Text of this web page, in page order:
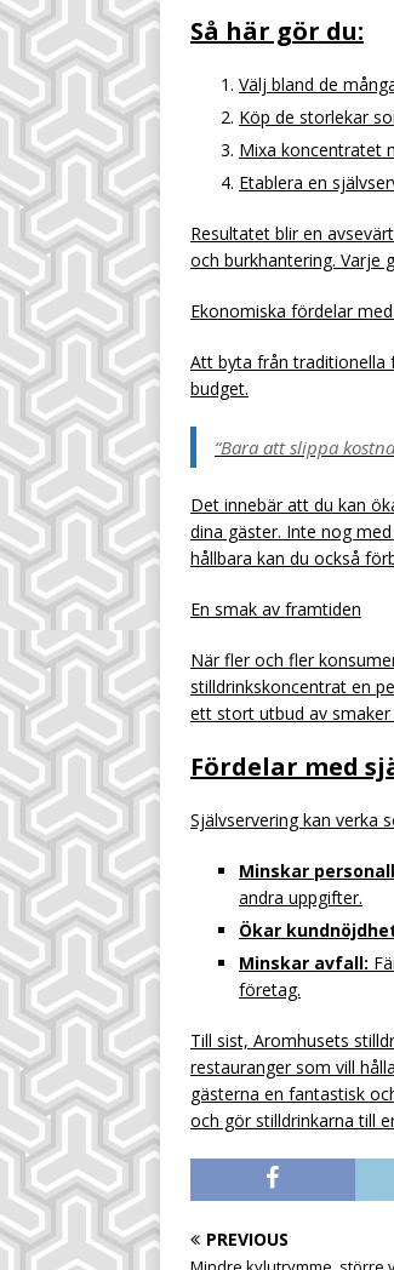
Så här gör du:
Välj bland de
Köp de storlekar
Mixa koncentratet
Etablera en
Resultatet blir en
och burkhantering. Varje
Ekonomiska fördelar
Att byta från traditionella
budget.
“Bara att slippa
Det innebär att du kan
dina gäster. Inte nog
hållbara kan du också
En smak av framtiden
När fler och fler
stilldrinkskoncentrat en
ett stort utbud av
Fördelar med
Självservering kan verka
Minskar
andra uppgifter.
Ökar
Minskar avfall:
företag.
Till sist, Aromhusets
restauranger som vill
gästerna en fantastisk
och gör stilldrinkarna till
PREVIOUS